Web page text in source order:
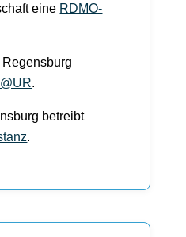
eine RDMO-
.
betreibt
.